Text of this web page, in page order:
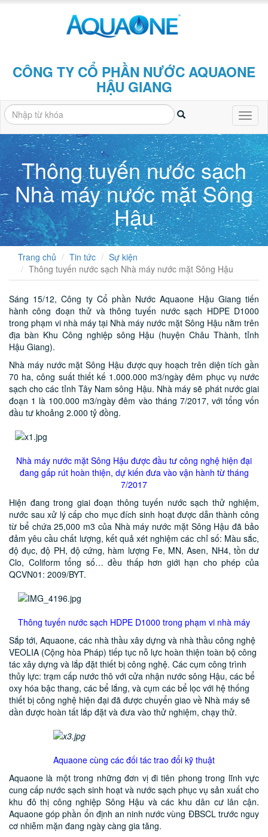
CÔNG TY CỔ PHẦN NƯỚC AQUAONE
HẬU GIANG
Thông tuyến nước sạch
Nhà máy nước mặt Sông
Hậu
Trang chủ Tin tức
Sự kiện
Thông tuyến nước sạch Nhà máy nước mặt Sông Hậu
Sáng 15/12, Công ty Cổ phần Nước Aquaone Hậu Giang tiến
hành công đoạn thử và thông tuyến nước sạch HDPE D1000
trong phạm vi nhà máy tại Nhà máy nước mặt Sông Hậu nằm trên
địa bàn Khu Công nghiệp sông Hậu (huyện Châu Thành, tỉnh
Hậu Giang).
Nhà máy nước mặt Sông Hậu được quy hoạch trên diện tích gần
70 ha, công suất thiết kế 1.000.000 m3/ngày đêm phục vụ nước
sạch cho các tỉnh Tây Nam sông Hậu. Nhà máy sẽ phát nước giai
đoạn 1 là 100.000 m3/ngày đêm vào tháng 7/2017, với tổng vốn
đầu tư khoảng 2.000 tỷ đồng.
Nhà máy nước mặt Sông Hậu được đầu tư công nghệ hiện đại
đang gấp rút hoàn thiện, dự kiến đưa vào vận hành từ tháng
7/2017
Hiện đang trong giai đoạn thông tuyến nước sạch thử nghiệm,
nước sau xử lý cấp cho mục đích sinh hoạt được dẫn thành công
từ bể chứa 25,000 m3 của Nhà máy nước mặt Sông Hậu đã bảo
đảm yêu cầu chất lượng, kết quả xét nghiệm các chỉ số: Màu sắc,
độ đục, độ PH, độ cứng, hàm lượng Fe, MN, Asen, NH4, tồn dư
Clo, Coliform tổng số… đều thấp hơn giới hạn cho phép của
QCVN01: 2009/BYT.
Thông tuyến nước sạch HDPE D1000 trong phạm vi nhà máy
Sắp tới, Aquaone, các nhà thầu xây dựng và nhà thầu công nghệ
VEOLIA (Cộng hòa Pháp) tiếp tục nỗ lực hoàn thiện toàn bộ công
tác xây dựng và lắp đặt thiết bị công nghệ. Các cụm công trình
thủy lực: trạm cấp nước thô với cửa nhận nước sông Hậu, các bể
oxy hóa bậc thang, các bể lắng, và cụm các bể lọc với hệ thống
thiết bị công nghệ hiện đại đã được chuyển giao về Nhà máy sẽ
dần được hoàn tất lắp đặt và đưa vào thử nghiệm, chạy thử.
Aquaone cùng các đối tác trao đổi kỹ thuật
Aquaone là một trong những đơn vị đi tiên phong trong lĩnh vực
cung cấp nước sạch sinh hoạt và nước sạch phục vụ sản xuất cho
khu đô thị công nghiệp Sông Hậu và các khu dân cư lân cận.
Aquaone góp phần ổn định an ninh nước vùng ĐBSCL trước nguy
cơ nhiễm mặn đang ngày càng gia tăng.